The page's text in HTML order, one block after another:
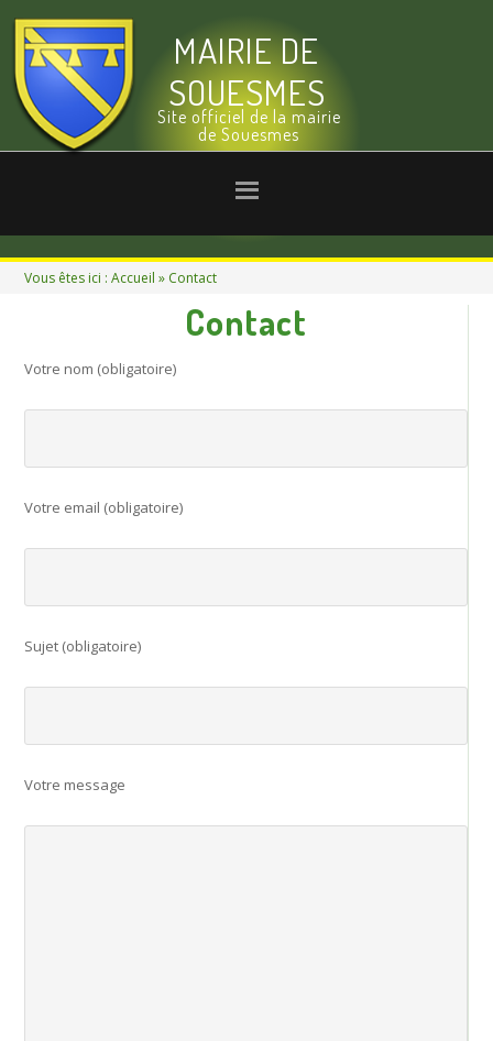
MAIRIE DE
SOUESMES
Site officiel de la mairie
de Souesmes
Vous êtes ici :Accueil » Contact
Contact
Votre nom (obligatoire)
Votre email (obligatoire)
Sujet (obligatoire)
Votre message